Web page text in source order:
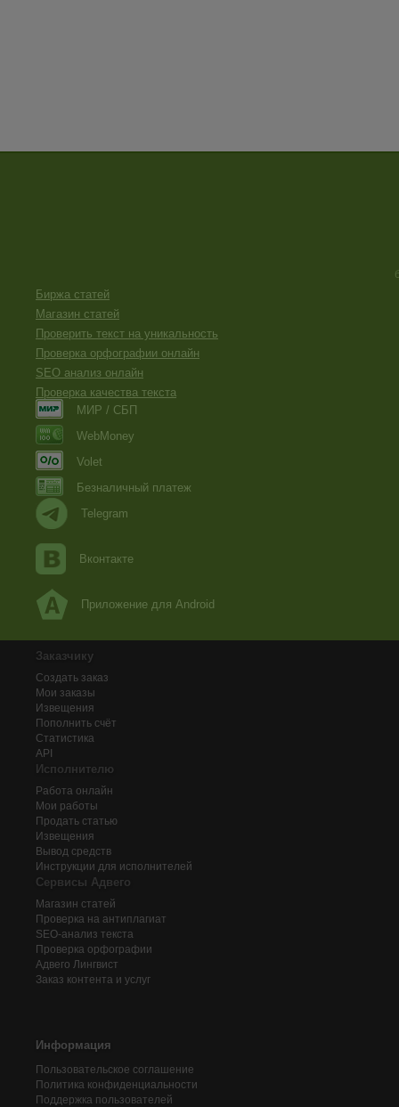
Биржа статей
Магазин статей
Проверить текст на уникальность
Проверка орфографии онлайн
SEO анализ онлайн
Проверка качества текста
МИР / СБП
WebMoney
Volet
Безналичный платеж
Telegram
Вконтакте
Приложение для Android
Заказчику
Создать заказ
Мои заказы
Извещения
Пополнить счёт
Статистика
API
Исполнителю
Работа онлайн
Мои работы
Продать статью
Извещения
Вывод средств
Инструкции для исполнителей
Сервисы Адвего
Магазин статей
Проверка на антиплагиат
SEO-анализ текста
Проверка орфографии
Адвего Лингвист
Заказ контента и услуг
Информация
Пользовательское соглашение
Политика конфиденциальности
Поддержка пользователей